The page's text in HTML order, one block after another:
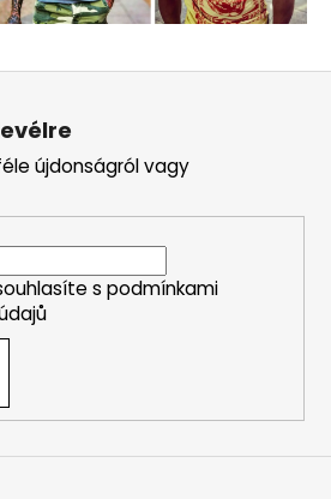
újdonságról vagy
s podmínkami